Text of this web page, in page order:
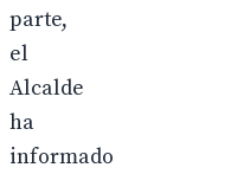
parte,
el
Alcalde
ha
informado